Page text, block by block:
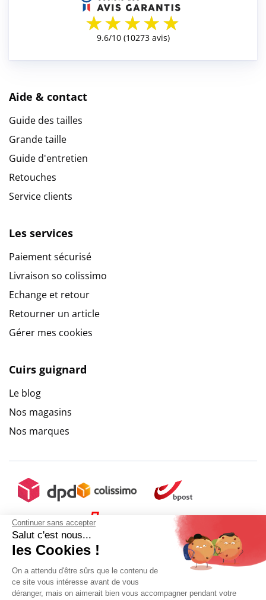
Continuer sans accepter
Salut c'est nous...
les Cookies !
On a attendu d'être sûrs que le contenu de
ce site vous intéresse avant de vous
déranger, mais on aimerait bien vous accompagner pendant votre
Aide & contact
Guide des tailles
Grande taille
Guide d'entretien
Retouches
Service clients
Les services
Paiement sécurisé
Livraison so colissimo
Echange et retour
Retourner un article
Gérer mes cookies
Cuirs guignard
Le blog
Nos magasins
Nos marques